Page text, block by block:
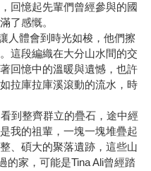
回憶起先輩們曾經參與的國
了感慨。
人體會到時光如梭，他們擦
這段編織在大分山水間的交
回憶中的溫暖與遺憾，也許
拉庫拉庫溪滾動的流水，時
到整齊群立的疊石，途中經
我的祖輩，一塊一塊堆疊起
、碩大的聚落遺跡，這些山
的家，可能是Tina Ali曾經踏